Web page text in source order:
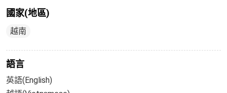
國家(地區)
越南
語言
英語(English)